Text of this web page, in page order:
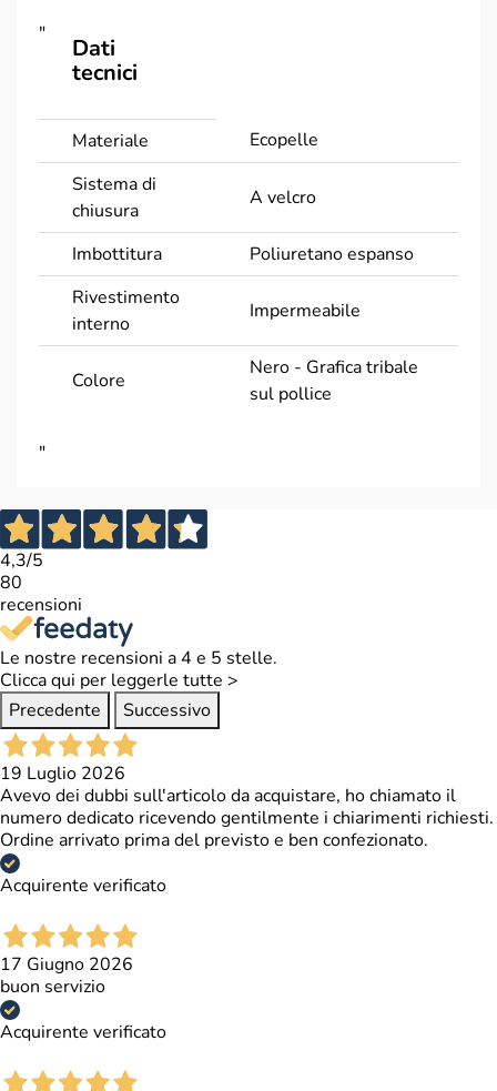
"
Dati
tecnici
Materiale
Ecopelle
Sistema di
chiusura
A velcro
Imbottitura
Poliuretano espanso
Rivestimento
interno
Impermeabile
Colore
Nero - Grafica tribale
sul pollice
"
Dati
tecnici
Materiale
Sistema di
chiusura
A velcro
interno
Colore
4,3/5
80
recensioni
Le nostre recensioni a 4 e 5 stelle.
Clicca qui per leggerle tutte >
Precedente
Successivo
19 Luglio 2026
Avevo dei dubbi sull'articolo da acquistare, ho chiamato il
numero dedicato ricevendo gentilmente i chiarimenti richiesti.
Ordine arrivato prima del previsto e ben confezionato.
Acquirente verificato
17 Giugno 2026
buon servizio
Acquirente verificato